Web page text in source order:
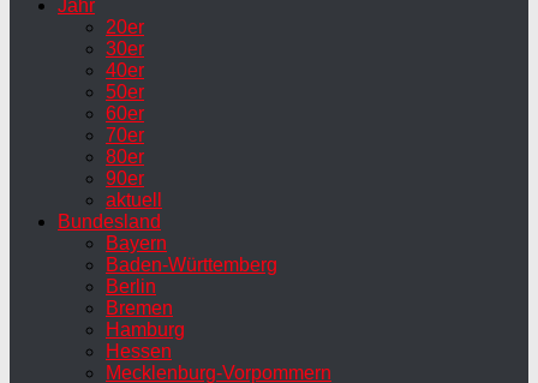
Jahr
20er
30er
40er
50er
60er
70er
80er
90er
aktuell
Bundesland
Bayern
Baden-Württemberg
Berlin
Bremen
Hamburg
Hessen
Mecklenburg-Vorpommern